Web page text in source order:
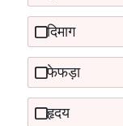
दिमाग
फेफड़ा
हृदय